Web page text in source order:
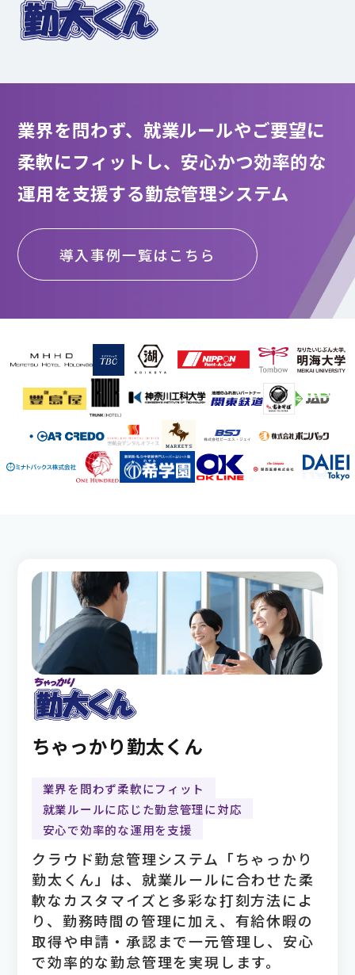
業界を問わず、就業ルールやご要望に
柔軟にフィットし、 安心かつ効率的な
運用を支援する勤怠管理システム
導入事例一覧はこちら
ちゃっかり勤太くん
業界を問わず柔軟にフィット
就業ルールに応じた勤怠管理に対応
安心で効率的な運用を支援
クラウド勤怠管理システム「ちゃっかり
勤太くん」は、就業ルールに合わせた柔
軟なカスタマイズと多彩な打刻方法によ
り、勤務時間の管理に加え、有給休暇の
取得や申請・承認まで一元管理し、安心
で効率的な勤怠管理を実現します。